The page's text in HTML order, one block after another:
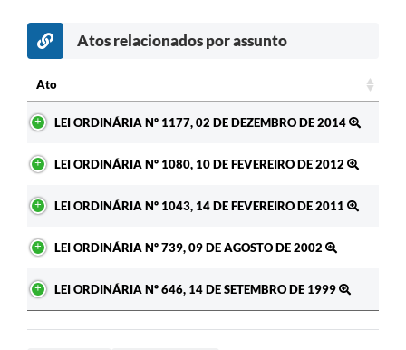
Atos relacionados por assunto
Ato
LEI ORDINÁRIA Nº 1177, 02 DE DEZEMBRO DE 2014
LEI ORDINÁRIA Nº 1080, 10 DE FEVEREIRO DE 2012
LEI ORDINÁRIA Nº 1043, 14 DE FEVEREIRO DE 2011
LEI ORDINÁRIA Nº 739, 09 DE AGOSTO DE 2002
LEI ORDINÁRIA Nº 646, 14 DE SETEMBRO DE 1999